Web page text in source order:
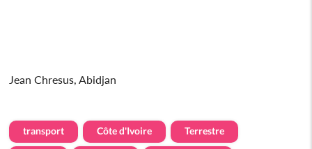
Jean Chresus, Abidjan
transport Côte d'Ivoire Terrestre